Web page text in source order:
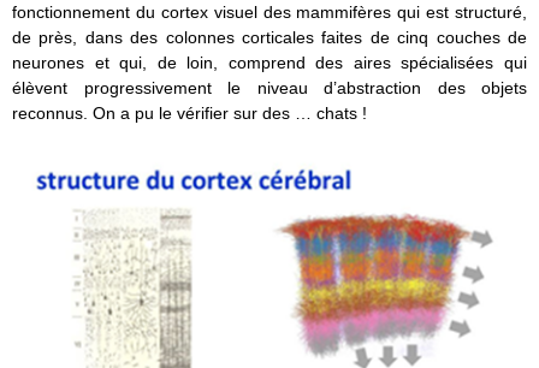
fonctionnement du cortex visuel des mammifères qui est structuré,
de près, dans des colonnes corticales faites de cinq couches de
neurones et qui, de loin, comprend des aires spécialisées qui
élèvent progressivement le niveau d’abstraction des objets
reconnus. On a pu le vérifier sur des … chats !